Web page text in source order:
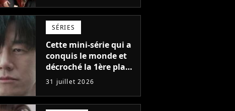
France
SÉRIES
Cette mini-série qui a
conquis le monde et
décroché la 1ère place
sur Netflix dans 45
pays : elle ne compte
que 10 épisodes et
31 juillet 2026